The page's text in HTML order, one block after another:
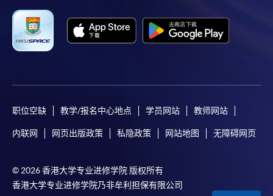
程/科目只可提交一次申請。
在網上報名過程中，付款成功後，網頁將顯示付款
確認。另外，確認電子郵件亦會發送到 閣下的電
除特殊情況(例如課程因報名人數不足而被取消)及
取錄的證明。學院將在截止報名日期後儘快通知申
學費。
职位空缺 教学/报名中心地点 学员网站 教师网站
内联网 网页出版政策 私隐政策 网站地图 无障碍网页
© 2026 香港大学专业进修学院 版权所有
香港大学专业进修学院乃非牟利担保有限公司